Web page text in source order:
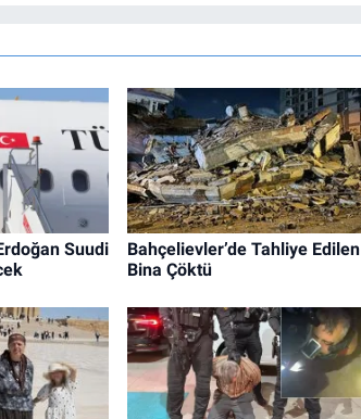
Suudi
Bahçelievler’de Tahliye Edilen
Bina Çöktü